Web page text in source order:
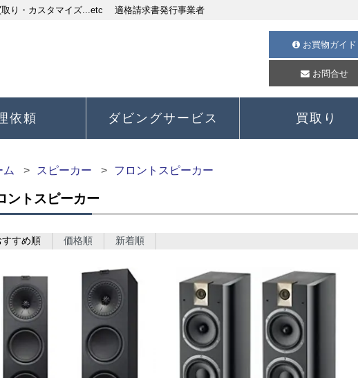
り・カスタマイズ...etc 適格請求書発行事業者
お買物ガイド
お問合せ
依頼 ダビングサービス 買取り
ム スピーカー フロントスピーカー
ントスピーカー
すすめ順 価格順 新着順